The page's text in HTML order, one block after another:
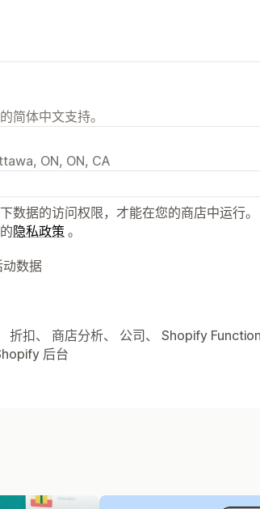
简体中文支持。
ON, ON, CA
数据的访问权限，才能在您的商店中运行
隐私政策 。
数据
折扣、 商店分析、 公司、 Shopify
后台